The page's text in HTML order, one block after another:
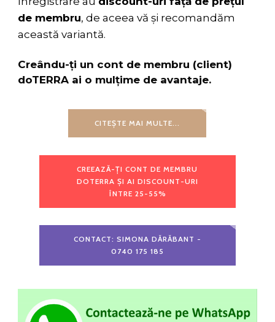
de membru, de aceea vă și recomandăm
această variantă.
Creându-ți un cont de membru (client)
doTERRA ai o mulțime de avantaje.
CITEȘTE MAI MULTE...
CREEAZĂ-ȚI CONT DE MEMBRU
DOTERRA ȘI AI DISCOUNT-URI
ÎNTRE 25-55%
CONTACT: SIMONA DĂRĂBANT -
0740 175 185